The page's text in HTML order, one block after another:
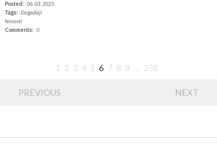
Posted: 06. 03. 2023.
Tags: DogaÄ‘aji
Novosti
Comments: 0
1 2 3 4 5 6 7 8 9 ... 258
PREVIOUS NEXT